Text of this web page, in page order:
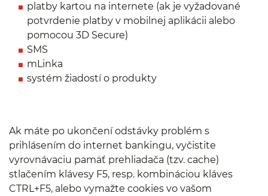
platby kartou na internete (ak je vyžadované
potvrdenie platby v mobilnej aplikácii alebo
pomocou 3D Secure)
SMS
mLinka
systém žiadostí o produkty
Ak máte po ukončení odstávky problém s
prihlásením do internet bankingu, vyčistite
vyrovnávaciu pamäť prehliadača (tzv. cache)
stlačením klávesy F5, resp. kombináciou kláves
CTRL+F5, alebo vymažte cookies vo vašom